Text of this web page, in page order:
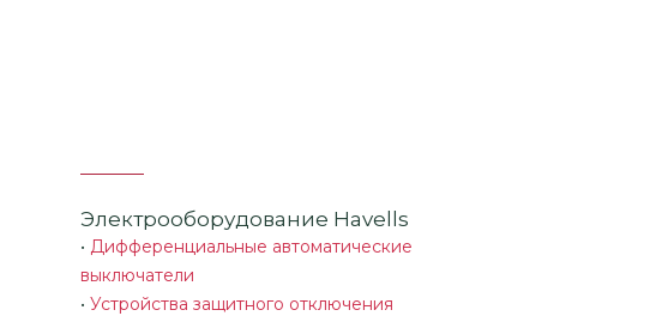
Электрооборудование Havells
• Дифференциальные автоматические
выключатели
• Устройства защитного отключения